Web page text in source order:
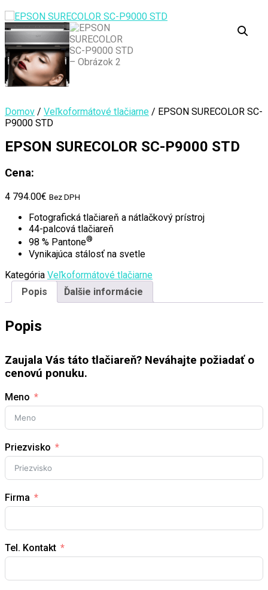
Domov / Veľkoformátové tlačiarne / EPSON SURECOLOR SC-
P9000 STD
EPSON SURECOLOR SC-P9000 STD
Cena:
4 794.00€ Bez DPH
Fotografická tlačiareň a nátlačkový prístroj
44-palcová tlačiareň
98 % Pantone®
Vynikajúca stálosť na svetle
Kategória Veľkoformátové tlačiarne
Popis
Ďalšie informácie
Popis
Zaujala Vás táto tlačiareň? Neváhajte požiadať o
cenovú ponuku.
Meno
Priezvisko
Firma
Tel. Kontakt